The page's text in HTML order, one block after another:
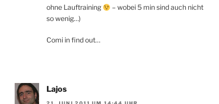
ohne Lauftraining
– wobei 5 min sind auch nicht
so wenig…)
Comi in find out…
Lajos